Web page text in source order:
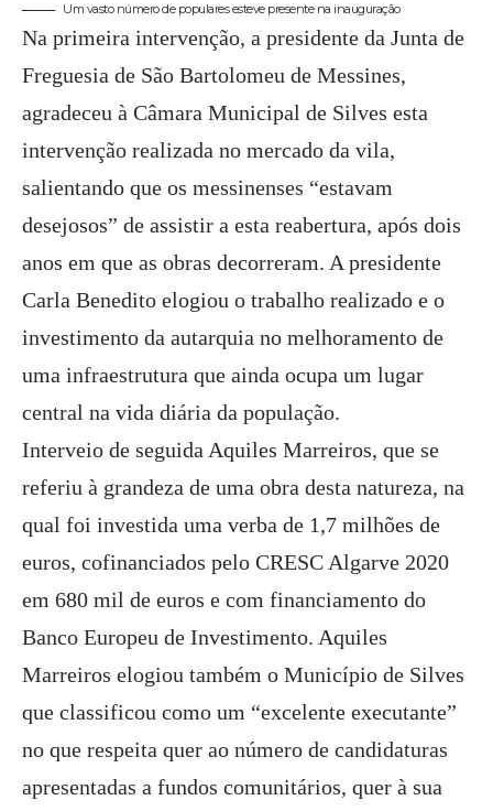
Um vasto número de populares esteve presente na inauguração
Na primeira intervenção, a presidente da Junta de
Freguesia de São Bartolomeu de Messines,
agradeceu à Câmara Municipal de Silves esta
intervenção realizada no mercado da vila,
salientando que os messinenses “estavam
desejosos” de assistir a esta reabertura, após dois
anos em que as obras decorreram. A presidente
Carla Benedito elogiou o trabalho realizado e o
investimento da autarquia no melhoramento de
uma infraestrutura que ainda ocupa um lugar
central na vida diária da população.
Interveio de seguida Aquiles Marreiros, que se
referiu à grandeza de uma obra desta natureza, na
qual foi investida uma verba de 1,7 milhões de
euros, cofinanciados pelo CRESC Algarve 2020
em 680 mil de euros e com financiamento do
Banco Europeu de Investimento. Aquiles
Marreiros elogiou também o Município de Silves
que classificou como um “excelente executante”
no que respeita quer ao número de candidaturas
apresentadas a fundos comunitários, quer à sua